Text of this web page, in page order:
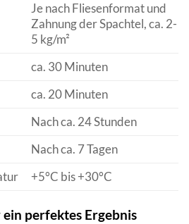
Je nach Fliesenformat und
Zahnung der Spachtel, ca. 2-
5 kg/m²
ca. 30 Minuten
ca. 20 Minuten
Nach ca. 24 Stunden
Nach ca. 7 Tagen
+5°C bis +30°C
perfektes Ergebnis